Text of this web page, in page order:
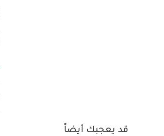
قد يعجبك أيضاً